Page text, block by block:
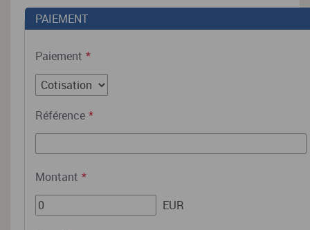
PAIEMENT
Paiement *
Référence *
Montant *
EUR